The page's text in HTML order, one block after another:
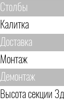
Столбы
Калитка
Доставка
Монтаж
Демонтаж
Высота секции 3д